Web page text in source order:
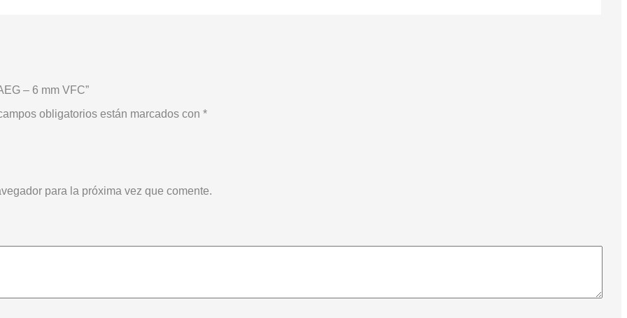
– 6 mm VFC”
obligatorios están marcados con *
para la próxima vez que comente.